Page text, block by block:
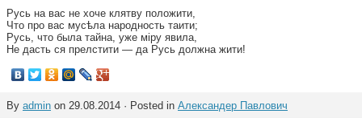
Русь на вас не хоче клятву положити,
Что про вас мусѣла народность таити;
Русь, что была тайна, уже міру явила,
Не дасть ся прелстити — да Русь должна жити!
By admin on 29.08.2014 · Posted in Александер Павлович